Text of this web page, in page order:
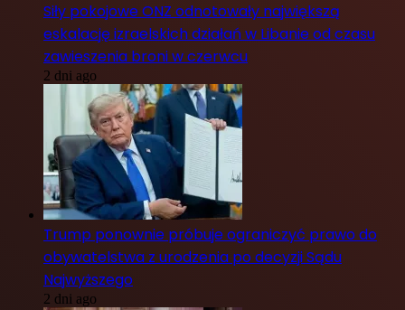
Siły pokojowe ONZ odnotowały największą
eskalację izraelskich działań w Libanie od czasu
zawieszenia broni w czerwcu
2 dni ago
Trump ponownie próbuje ograniczyć prawo do
obywatelstwa z urodzenia po decyzji Sądu
Najwyższego
2 dni ago